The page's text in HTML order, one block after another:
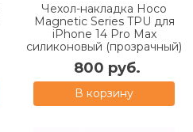
Чехол-накладка Hoco
Magnetic Series TPU для
iPhone 14 Pro Max
силиконовый (прозрачный)
800 руб.
В корзину